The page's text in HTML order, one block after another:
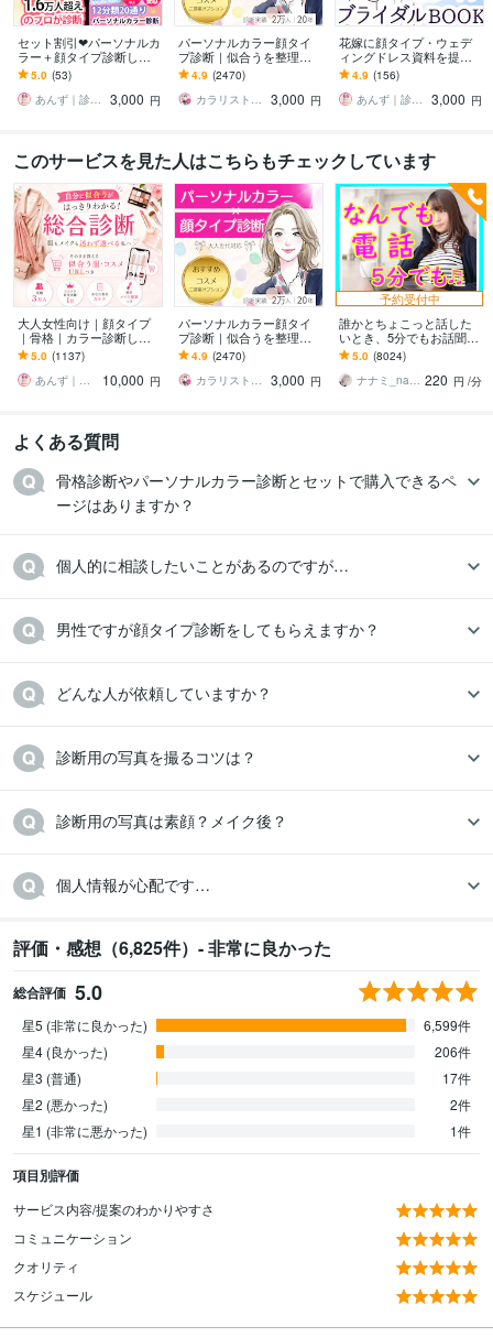
セット割引❤パーソナルカ
ラー＋顔タイプ診断しま
す ココナラ診断数１位★
ココナラ９年目のプロが
正確に診断します！
5.0 (53)
あんず｜診断１万人｜診断数１位
3,000 円
パーソナルカラー顔タイ
プ診断｜似合うを整理し
ます 大人世代のための｜
女性誌特集 2万名実績によ
る完全個別カルテ
4.9 (2470)
カラリストMiki★★診断ランキング１位
3,000 円
花嫁に顔タイプ・ウェデ
ィングドレス資料を提供
します 結婚式❤似合うド
レス、ブーケ、髪型、ア
クセサリー全て解決‼️
4.9 (156)
あんず｜診断１万人｜診断数１位
3,000 円
このサービスを見た人はこちらもチェックしています
大人女性向け｜顔タイプ
｜骨格｜カラー診断しま
す 診断実績１位★あなた
専用カルテ＆個別メイク
提案付き★総合分析
5.0 (1137)
あんず｜診断１万人｜診断数１位
10,000 円
パーソナルカラー顔タイ
プ診断｜似合うを整理し
ます 大人世代のための｜
女性誌特集 2万名実績によ
る完全個別カルテ
4.9 (2470)
カラリストMiki★★診断ランキング１位
3,000 円
予約受付中
誰かとちょこっと話した
いとき、5分でもお話聞き
ます 疲れた～、でもカウ
ンセリングじゃない、な
んとなく雑談聞いて～
5.0 (8024)
ナナミ_nanami 220 円 /分
よくある質問
骨格診断やパーソナルカラー診断とセットで購入できるペ
ージはありますか？
個人的に相談したいことがあるのですが…
男性ですが顔タイプ診断をしてもらえますか？
どんな人が依頼していますか？
診断用の写真を撮るコツは？
診断用の写真は素顔？メイク後？
個人情報が心配です…
評価・感想（6,825件）- 非常に良かった
総合評価 5.0
星5 (非常に良かった)
6,599件
星4 (良かった)
206件
星3 (普通)
17件
星2 (悪かった)
2件
星1 (非常に悪かった)
1件
項目別評価
サービス内容/提案のわかりやすさ
コミュニケーション
クオリティ
スケジュール